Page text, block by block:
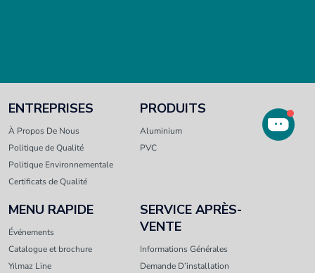
ENTREPRISES
À Propos De Nous
Politique de Qualité
Politique Environnementale
Certificats de Qualité
PRODUITS
Aluminium
PVC
MENU RAPIDE
Événements
Catalogue et brochure
Yılmaz Line
SERVICE APRÈS-
VENTE
Informations Générales
Demande D’installation